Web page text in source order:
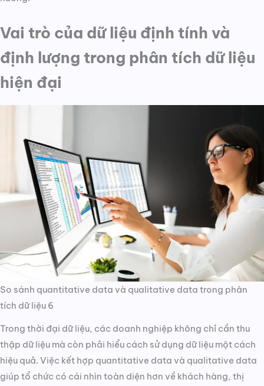
Vai trò của dữ liệu định tính và
định lượng trong phân tích dữ liệu
hiện đại
So sánh quantitative data và qualitative data trong phân
tích dữ liệu 6
Trong thời đại dữ liệu, các doanh nghiệp không chỉ cần thu
thập dữ liệu mà còn phải hiểu cách sử dụng dữ liệu một cách
hiệu quả. Việc kết hợp quantitative data và qualitative data
giúp tổ chức có cái nhìn toàn diện hơn về khách hàng, thị